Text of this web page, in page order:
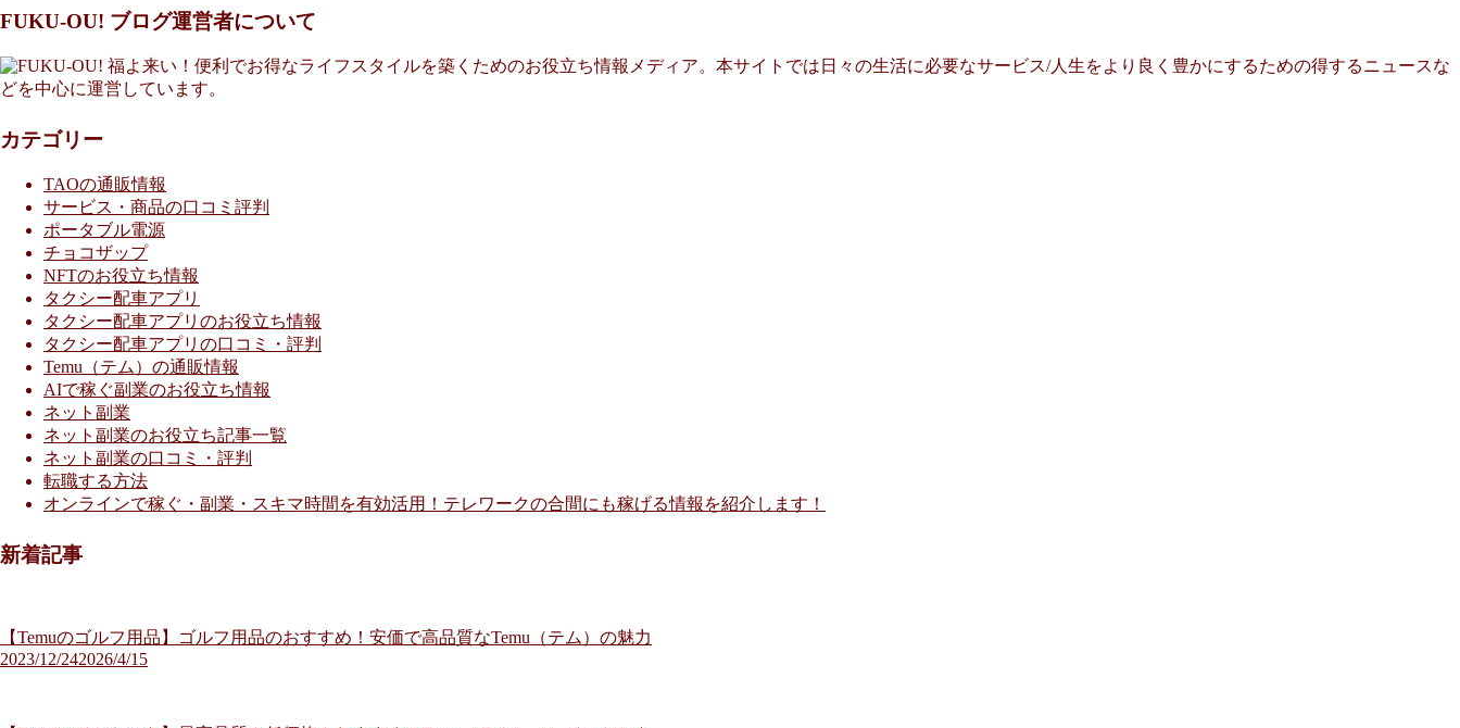
FUKU-OU! ブログ運営者について
福よ来い！便利でお得なライフスタイルを築くためのお役立ち情報メディア。本サイトでは日々の生活に必要なサービス/人生をより良く豊かにするための得するニュースな
どを中心に運営しています。
カテゴリー
TAOの通販情報
サービス・商品の口コミ評判
ポータブル電源
チョコザップ
NFTのお役立ち情報
タクシー配車アプリ
タクシー配車アプリのお役立ち情報
タクシー配車アプリの口コミ・評判
Temu（テム）の通販情報
AIで稼ぐ副業のお役立ち情報
ネット副業
ネット副業のお役立ち記事一覧
ネット副業の口コミ・評判
転職する方法
オンラインで稼ぐ・副業・スキマ時間を有効活用！テレワークの合間にも稼げる情報を紹介します！
新着記事
【Temuのゴルフ用品】ゴルフ用品のおすすめ！安価で高品質なTemu（テム）の魅力
2023/12/242026/4/15